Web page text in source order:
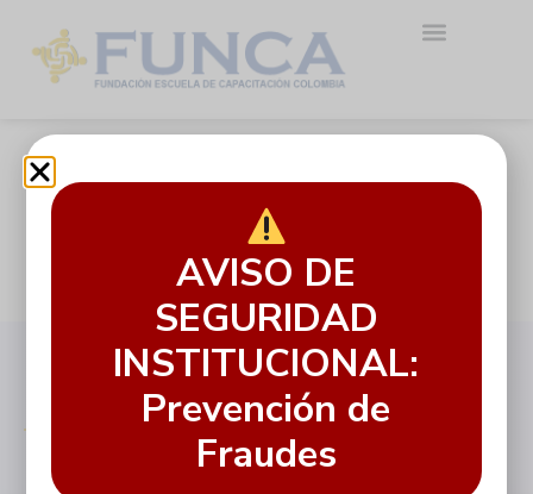
Tovar | Auxiliar
Auxiliar Administrativa
Formaciónacadémica
AVISO DE
SEGURIDAD
INSTITUCIONAL:
Prevención de
Fraudes